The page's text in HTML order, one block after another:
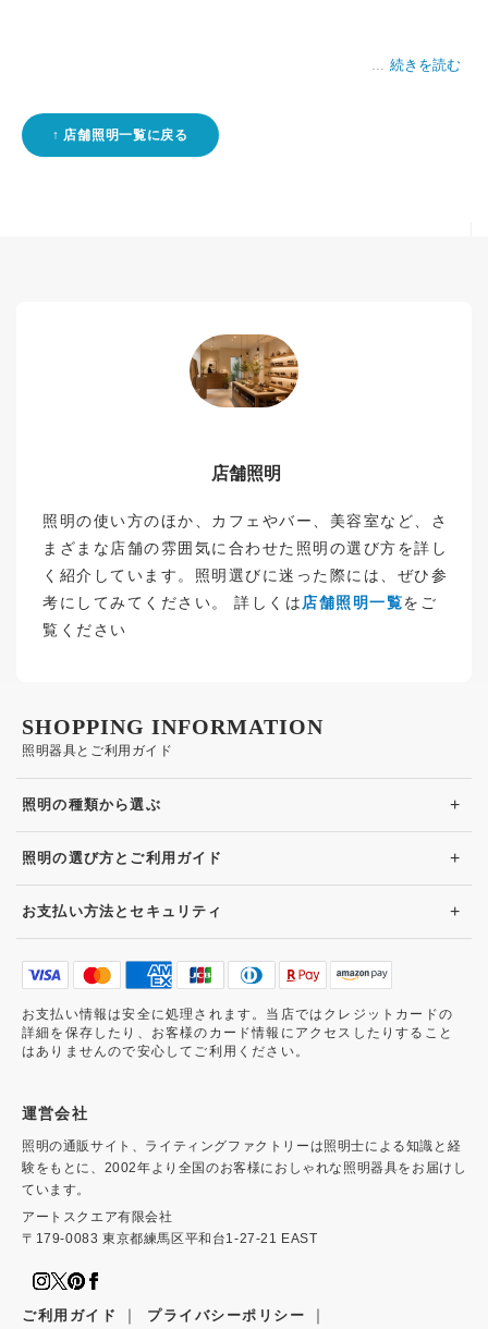
続きを読む
店舗照明一覧に戻る
店舗照明
照明の使い方のほか、カフェやバー、美容室など、さ
まざまな店舗の雰囲気に合わせた照明の選び方を詳し
く紹介しています。照明選びに迷った際には、ぜひ参
考にしてみてください。 詳しくは 店舗照明一覧をご
覧ください
照明器具とご利用ガイド
SHOPPING INFORMATION
照明の種類から選ぶ +
照明の選び方とご利用ガイド +
お支払い方法とセキュリティ +
お支払い情報は安全に処理されます。当店ではクレジットカードの
詳細を保存したり、お客様のカード情報にアクセスしたりすること
はありませんので安心してご利用ください。
運営会社
照明の通販サイト、ライティングファクトリーは照明士による知識と経
験をもとに、2002年より全国のお客様におしゃれな照明器具をお届けし
ています。
アートスクエア有限会社
〒179-0083 東京都練馬区平和台1-27-21 EAST
ご利用ガイド ｜ プライバシーポリシー ｜